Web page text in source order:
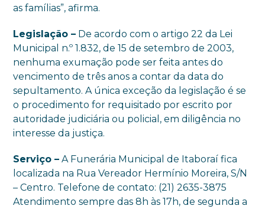
as famílias”, afirma.
Legislação – De acordo com o artigo 22 da Lei
Municipal n.º 1.832, de 15 de setembro de 2003,
nenhuma exumação pode ser feita antes do
vencimento de três anos a contar da data do
sepultamento. A única exceção da legislação é se
o procedimento for requisitado por escrito por
autoridade judiciária ou policial, em diligência no
interesse da justiça.
Serviço – A Funerária Municipal de Itaboraí fica
localizada na Rua Vereador Hermínio Moreira, S/N
– Centro. Telefone de contato: (21) 2635-3875
Atendimento sempre das 8h às 17h, de segunda a